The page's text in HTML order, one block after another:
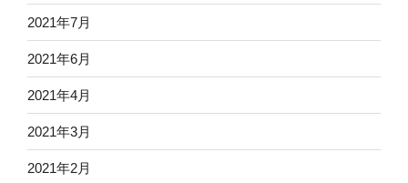
2021年7月
2021年6月
2021年4月
2021年3月
2021年2月